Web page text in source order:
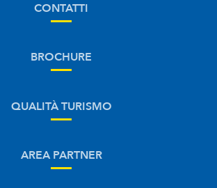
CONTATTI
BROCHURE
QUALITÀ TURISMO
AREA PARTNER